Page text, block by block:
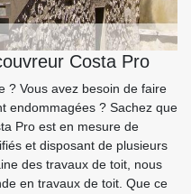
Costa Pro
? Vous avez besoin de faire
endommagées ? Sachez que
Pro est en mesure de
et disposant de plusieurs
des travaux de toit, nous
en travaux de toit. Que ce